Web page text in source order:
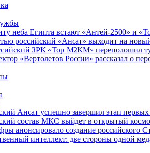
неба Египта встают «Антей-2500» и
российский «Ансат» выходит на
ЗРК «Тор-М2КМ» переполошил
«Вертолетов России» рассказал о
Ансат успешно завершил этап
состав МКС выйдет в открытый
анонсировало создание российского
интеллект: две стороны одной